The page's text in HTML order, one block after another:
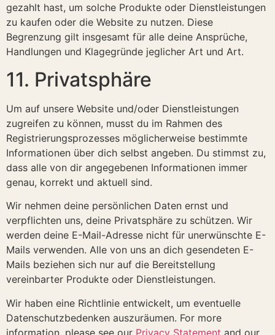
gezahlt hast, um solche Produkte oder Dienstleistungen
zu kaufen oder die Website zu nutzen. Diese
Begrenzung gilt insgesamt für alle deine Ansprüche,
Handlungen und Klagegründe jeglicher Art und Art.
11. Privatsphäre
Um auf unsere Website und/oder Dienstleistungen
zugreifen zu können, musst du im Rahmen des
Registrierungsprozesses möglicherweise bestimmte
Informationen über dich selbst angeben. Du stimmst zu,
dass alle von dir angegebenen Informationen immer
genau, korrekt und aktuell sind.
Wir nehmen deine persönlichen Daten ernst und
verpflichten uns, deine Privatsphäre zu schützen. Wir
werden deine E-Mail-Adresse nicht für unerwünschte E-
Mails verwenden. Alle von uns an dich gesendeten E-
Mails beziehen sich nur auf die Bereitstellung
vereinbarter Produkte oder Dienstleistungen.
Wir haben eine Richtlinie entwickelt, um eventuelle
Datenschutzbedenken auszuräumen. For more
information, please see our Privacy Statement and our